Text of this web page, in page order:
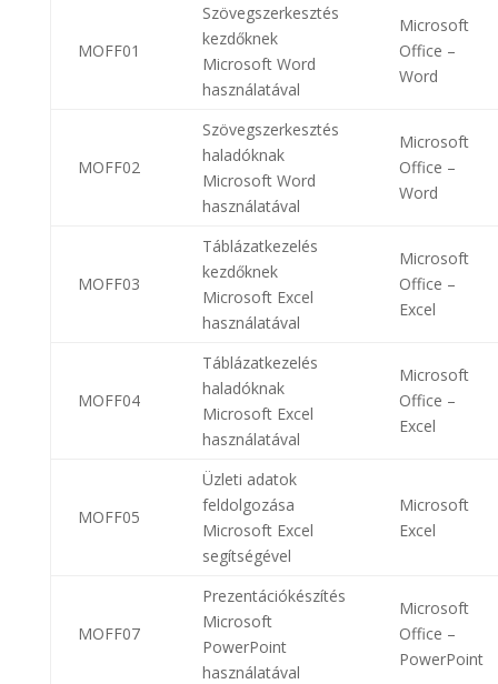
MOFF01
Szövegszerkesztés
kezdőknek
Microsoft Word
használatával
Microsoft
Office –
Word
MOFF02
Szövegszerkesztés
haladóknak
Microsoft Word
használatával
Microsoft
Office –
Word
MOFF03
Táblázatkezelés
kezdőknek
Microsoft Excel
használatával
Microsoft
Office –
Excel
MOFF04
Táblázatkezelés
haladóknak
Microsoft Excel
használatával
Microsoft
Office –
Excel
MOFF05
Üzleti adatok
feldolgozása
Microsoft Excel
segítségével
Microsoft
Excel
MOFF07
Prezentációkészítés
Microsoft
PowerPoint
használatával
Microsoft
Office –
PowerPoint